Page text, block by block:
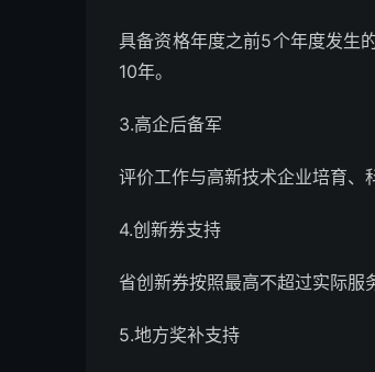
具备资格年度之前5个年度发生
10年。
3.高企后备军
评价工作与高新技术企业培育、
4.创新券支持
省创新券按照最高不超过实际服
5.地方奖补支持